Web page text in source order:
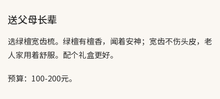
送父母长辈
选绿檀宽齿梳。绿檀有檀香，闻着安神；宽齿不伤头皮，老
人家用着舒服。配个礼盒更好。
预算：100-200元。